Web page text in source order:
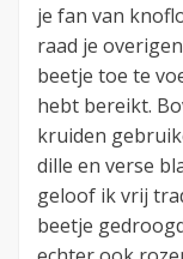
je fan van
raad je
beetje toe te
hebt bereikt.
kruiden
dille en verse
geloof ik vrij
beetje